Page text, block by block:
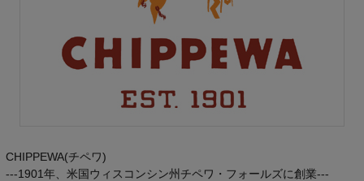
CHIPPEWA(チペワ)
---1901年、米国ウィスコンシン州チペワ・フォールズに創業---